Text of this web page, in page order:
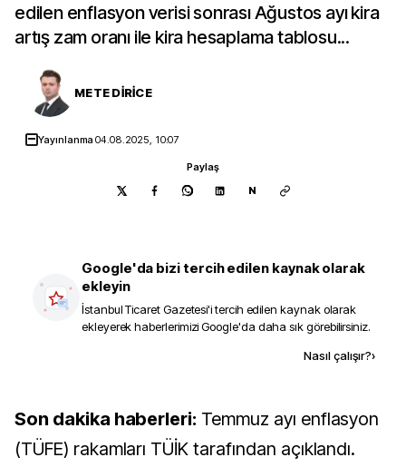
edilen enflasyon verisi sonrası Ağustos ayı kira
artış zam oranı ile kira hesaplama tablosu...
METE DİRİCE
Yayınlanma04.08.2025, 10:07
Paylaş
N
Google'da bizi tercih edilen kaynak olarak
ekleyin
İstanbul Ticaret Gazetesi'i tercih edilen kaynak olarak
ekleyerek haberlerimizi Google'da daha sık görebilirsiniz.
Nasıl çalışır?›
Son dakika haberleri: Temmuz ayı enflasyon
(TÜFE) rakamları TÜİK tarafından açıklandı.